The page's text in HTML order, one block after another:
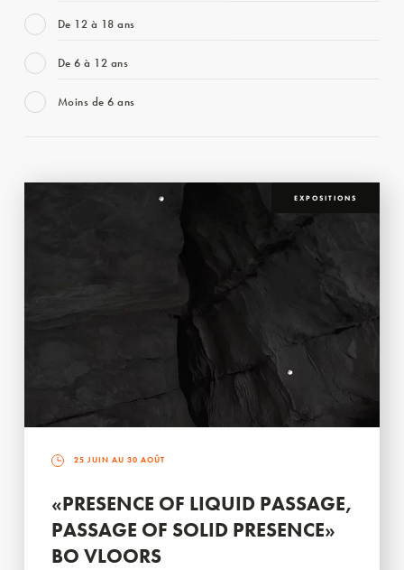
De 12 à 18 ans
De 6 à 12 ans
Moins de 6 ans
EXPOSITIONS
25 JUIN AU 30 AOÛT
«PRESENCE OF LIQUID PASSAGE,
PASSAGE OF SOLID PRESENCE»
BO VLOORS